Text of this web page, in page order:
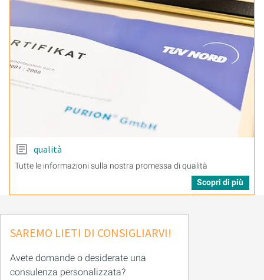
qualità
Tutte le informazioni sulla nostra promessa di qualità
Scopri di più
SAREMO LIETI DI CONSIGLIARVI!
Avete domande o desiderate una
consulenza personalizzata?